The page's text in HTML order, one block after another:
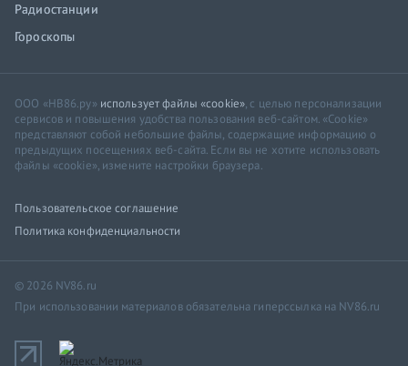
Радиостанции
Гороскопы
ООО «НВ86.ру» использует файлы «cookie», с целью персонализации
сервисов и повышения удобства пользования веб-сайтом. «Cookie»
представляют собой небольшие файлы, содержащие информацию о
предыдущих посещениях веб-сайта. Если вы не хотите использовать
файлы «cookie», измените настройки браузера.
Пользовательское соглашение
Политика конфиденциальности
© 2026 NV86.ru
При использовании материалов обязательна гиперссылка на NV86.ru